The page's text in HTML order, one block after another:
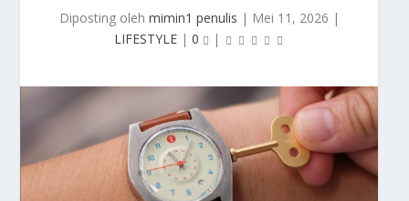
Diposting oleh mimin1 penulis | Mei 11, 2026 |
LIFESTYLE | 0 |